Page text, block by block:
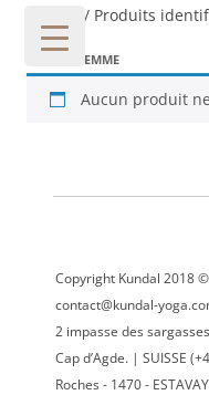
/ Produits
SAOUEL FEMME
Aucun produit
Copyright Kundal 2018
contact@kundal-
2 impasse des
Cap d’Agde. | SUISSE
Roches - 1470 -